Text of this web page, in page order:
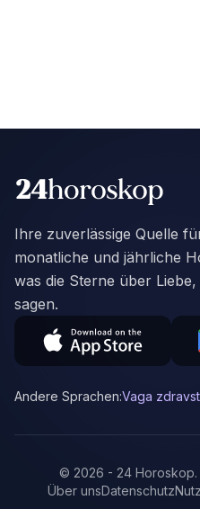
Ihre zuverlässige Quelle
monatliche und jährliche
was die Sterne über
sagen.
Andere Sprachen:Vaga
© 2026 - 24 Horoskop.
Über unsDatenschutz